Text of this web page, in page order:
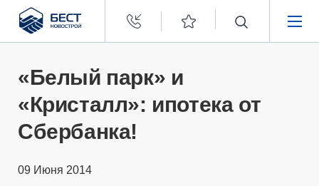
Бест
Новострой
ПОКУПАТЕЛЯМ
ЗАСТРОЙЩИКАМ
«Белый парк» и
«Кристалл»: ипотека от
Сбербанка!
09 Июня 2014